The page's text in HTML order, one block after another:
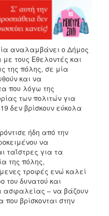
αναλαμβάνει ο Δήμος
τους Εθελοντές και
της πόλης, σε μία
και να
που λόγω της
των πολιτών για
δεν βρίσκουν εύκολα
ήδη από την
να
ταΐστρες για τα
της πόλης,
τροφές ενώ καλεί
του δυνατού και
ασφαλείας – να βάζουν
βρίσκονται στην